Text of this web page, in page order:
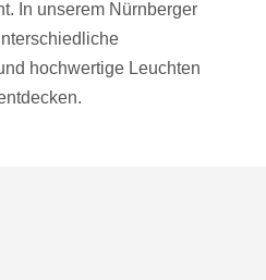
In unserem Nürnberger
hochwertige Leuchten